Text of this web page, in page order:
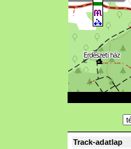
Track-adatlap